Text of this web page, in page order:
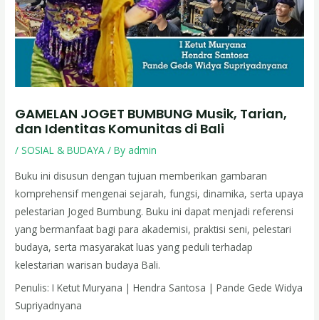
GAMELAN JOGET BUMBUNG Musik, Tarian,
dan Identitas Komunitas di Bali
/SOSIAL & BUDAYA / Byadmin
Buku ini disusun dengan tujuan memberikan gambaran
komprehensif mengenai sejarah, fungsi, dinamika, serta upaya
pelestarian Joged Bumbung. Buku ini dapat menjadi referensi
yang bermanfaat bagi para akademisi, praktisi seni, pelestari
budaya, serta masyarakat luas yang peduli terhadap
kelestarian warisan budaya Bali.
Penulis: I Ketut Muryana | Hendra Santosa | Pande Gede Widya
Supriyadnyana